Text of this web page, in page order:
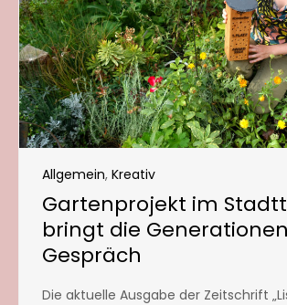
Allgemein, Kreativ
Gartenprojekt im
bringt die
Gespräch
Die aktuelle Ausgabe der Zeitschrift